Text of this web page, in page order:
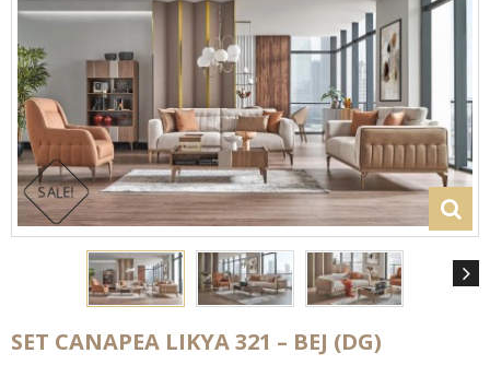
SALE!
SET CANAPEA LIKYA 321 – BEJ (DG)